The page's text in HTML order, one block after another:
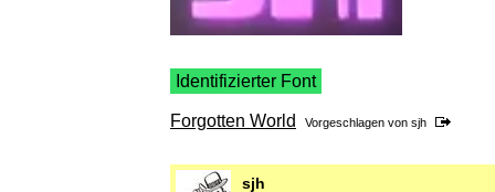
Identifizierter Font
Forgotten World Vorgeschlagen von sjh
sjh